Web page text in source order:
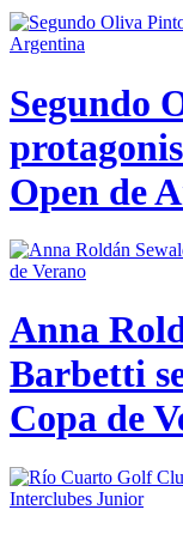
Segundo
Open de
Anna
Barbetti
Copa de